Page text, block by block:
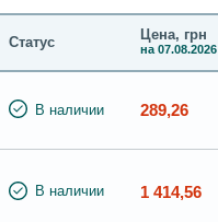
Статус Цена, грн
на 07.08.2026
В наличии 289,26
В наличии 1 414,56